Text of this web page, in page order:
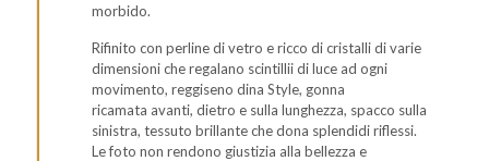
morbido.
Rifinito con perline di vetro e ricco di cristalli di varie
dimensioni che regalano scintillii di luce ad ogni
movimento, reggiseno dina Style, gonna
ricamata avanti, dietro e sulla lunghezza, spacco sulla
sinistra, tessuto brillante che dona splendidi riflessi.
Le foto non rendono giustizia alla bellezza e